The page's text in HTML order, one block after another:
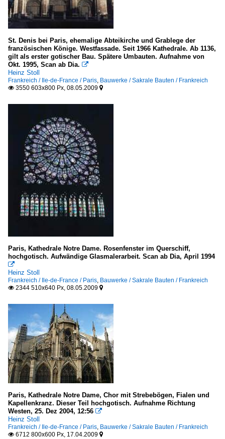
St. Denis bei Paris, ehemalige Abteikirche und Grablege der
französischen Könige. Westfassade. Seit 1966 Kathedrale. Ab 1136,
gilt als erster gotischer Bau. Spätere Umbauten. Aufnahme von
Okt. 1995, Scan ab Dia. 
Heinz Stoll
Frankreich / Ile-de-France / Paris, Bauwerke / Sakrale Bauten / Frankreich
 3550 603x800 Px, 08.05.2009 
Paris, Kathedrale Notre Dame. Rosenfenster im Querschiff,
hochgotisch. Aufwändige Glasmalerarbeit. Scan ab Dia, April 1994

Heinz Stoll
Frankreich / Ile-de-France / Paris, Bauwerke / Sakrale Bauten / Frankreich
 2344 510x640 Px, 08.05.2009 
Paris, Kathedrale Notre Dame, Chor mit Strebebögen, Fialen und
Kapellenkranz. Dieser Teil hochgotisch. Aufnahme Richtung
Westen, 25. Dez 2004, 12:56 
Heinz Stoll
Frankreich / Ile-de-France / Paris, Bauwerke / Sakrale Bauten / Frankreich
 6712 800x600 Px, 17.04.2009 